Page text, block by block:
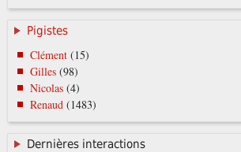
Pigistes
Clément(15)
Gilles(98)
Nicolas(4)
Renaud (1483)
Dernières interactions